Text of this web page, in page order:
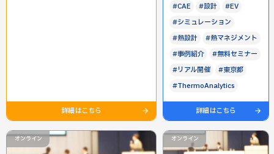
詳細はこちら
#CAE
#設計
#EV
#シミュレーション
#熱設計
#熱マネジメント
#事例紹介
#無料セミナー
#リアル開催
#東京都
#ThermoAnalytics
詳細はこちら
オンライン オンライン